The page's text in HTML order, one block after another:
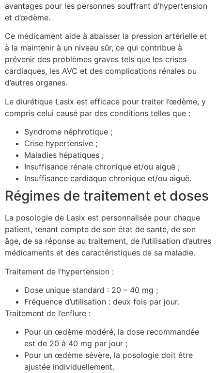
avantages pour les personnes souffrant d’hypertension
et d’œdème.
Ce médicament aide à abaisser la pression artérielle et
à la maintenir à un niveau sûr, ce qui contribue à
prévenir des problèmes graves tels que les crises
cardiaques, les AVC et des complications rénales ou
d’autres organes.
Le diurétique Lasix est efficace pour traiter l’œdème, y
compris celui causé par des conditions telles que :
Syndrome néphrotique ;
Crise hypertensive ;
Maladies hépatiques ;
Insuffisance rénale chronique et/ou aiguë ;
Insuffisance cardiaque chronique et/ou aiguë.
Régimes de traitement et doses
La posologie de Lasix est personnalisée pour chaque
patient, tenant compte de son état de santé, de son
âge, de sa réponse au traitement, de l’utilisation d’autres
médicaments et des caractéristiques de sa maladie.
Traitement de l’hypertension :
Dose unique standard : 20 – 40 mg ;
Fréquence d’utilisation : deux fois par jour.
Traitement de l’enflure :
Pour un œdème modéré, la dose recommandée
est de 20 à 40 mg par jour ;
Pour un œdème sévère, la posologie doit être
ajustée individuellement.